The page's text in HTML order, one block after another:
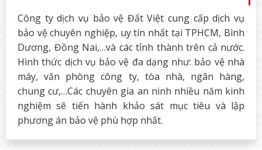
Công ty dịch vụ bảo vệ Đất Việt cung cấp dịch vụ
bảo vệ chuyên nghiệp, uy tín nhất tại TPHCM, Bình
Dương, Đồng Nai,…và các tỉnh thành trên cả nước.
Hình thức dịch vụ bảo vệ đa dạng như: bảo vệ nhà
máy, văn phòng công ty, tòa nhà, ngân hàng,
chung cư,…Các chuyên gia an ninh nhiều năm kinh
nghiệm sẽ tiến hành khảo sát mục tiêu và lập
phương án bảo vệ phù hợp nhất.